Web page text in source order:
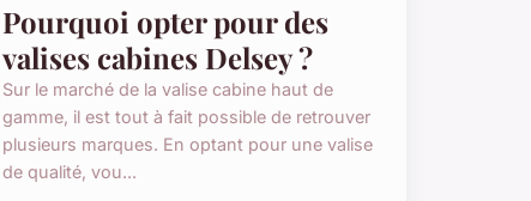
Pourquoi opter pour des
valises cabines Delsey ?
Sur le marché de la valise cabine haut de
gamme, il est tout à fait possible de retrouver
plusieurs marques. En optant pour une valise
de qualité, vou...